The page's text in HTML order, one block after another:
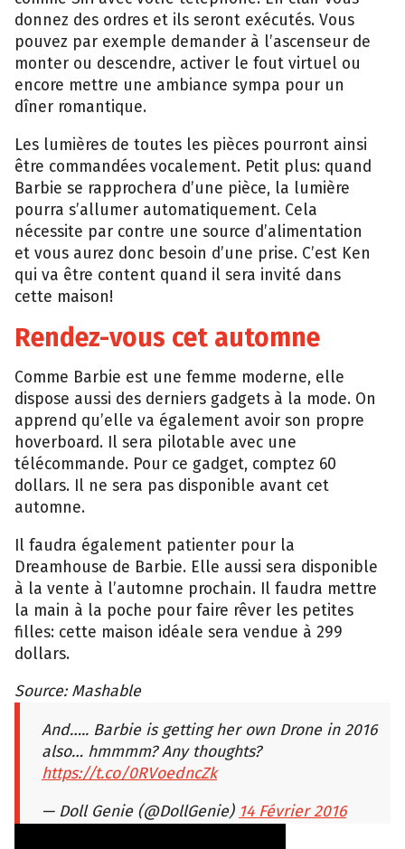
donnez des ordres et ils seront exécutés. Vous
pouvez par exemple demander à l’ascenseur de
monter ou descendre, activer le fout virtuel ou
encore mettre une ambiance sympa pour un
dîner romantique.
Les lumières de toutes les pièces pourront ainsi
être commandées vocalement. Petit plus: quand
Barbie se rapprochera d’une pièce, la lumière
pourra s’allumer automatiquement. Cela
nécessite par contre une source d’alimentation
et vous aurez donc besoin d’une prise. C’est Ken
qui va être content quand il sera invité dans
cette maison!
Rendez-vous cet automne
Comme Barbie est une femme moderne, elle
dispose aussi des derniers gadgets à la mode. On
apprend qu’elle va également avoir son propre
hoverboard. Il sera pilotable avec une
télécommande. Pour ce gadget, comptez 60
dollars. Il ne sera pas disponible avant cet
automne.
Il faudra également patienter pour la
Dreamhouse de Barbie. Elle aussi sera disponible
à la vente à l’automne prochain. Il faudra mettre
la main à la poche pour faire rêver les petites
filles: cette maison idéale sera vendue à 299
dollars.
Source: Mashable
And….. Barbie is getting her own Drone in 2016
also… hmmmm? Any thoughts?
https://t.co/0RVoedncZk
— Doll Genie (@DollGenie) 14 Février 2016